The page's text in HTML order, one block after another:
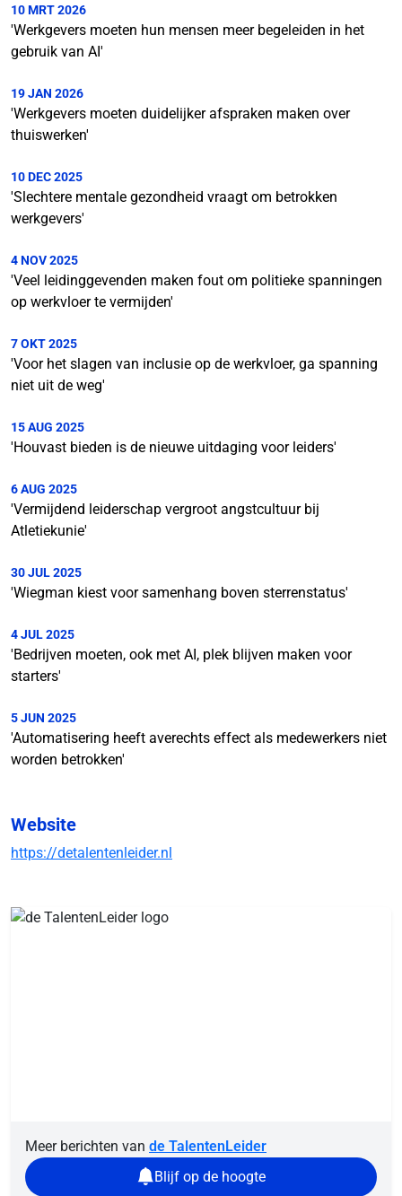
10 MRT 2026
'Werkgevers moeten hun mensen meer begeleiden in het
gebruik van AI'
19 JAN 2026
'Werkgevers moeten duidelijker afspraken maken over
thuiswerken'
10 DEC 2025
'Slechtere mentale gezondheid vraagt om betrokken
werkgevers'
4 NOV 2025
'Veel leidinggevenden maken fout om politieke spanningen
op werkvloer te vermijden'
7 OKT 2025
'Voor het slagen van inclusie op de werkvloer, ga spanning
niet uit de weg'
15 AUG 2025
'Houvast bieden is de nieuwe uitdaging voor leiders'
6 AUG 2025
'Vermijdend leiderschap vergroot angstcultuur bij
Atletiekunie'
30 JUL 2025
'Wiegman kiest voor samenhang boven sterrenstatus'
4 JUL 2025
'Bedrijven moeten, ook met AI, plek blijven maken voor
starters'
5 JUN 2025
'Automatisering heeft averechts effect als medewerkers niet
worden betrokken'
Website
https://detalentenleider.nl
Meer berichten van de TalentenLeider
Blijf op de hoogte